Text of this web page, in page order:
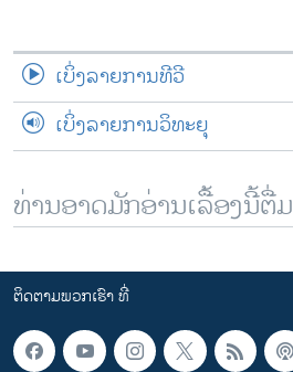
ເບິ່ງລາຍການທີວີ
ເບິ່ງລາຍການວິທະຍຸ
ທ່ານອາດມັກອ່ານເລື້ອງນີ້ຕື່ມ
ຕິດຕາມພວກເຮົາ ທີ່